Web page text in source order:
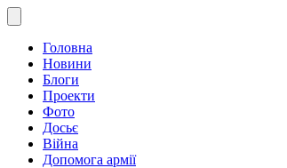
Головна
Новини
Блоги
Проекти
Фото
Досьє
Війна
Допомога армії